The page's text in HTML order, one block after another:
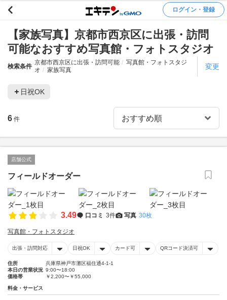
ログイン・登録
【家族写真】京都市西京区に出張・訪問
可能なおすすめ写真館・フォトスタジオ
検索条件
京都市西京区に出張・訪問可能
写真館・フォトスタジ
オ
家族写真 変更
日祝OK
6 件
店舗公式
フィールドオーダー
3.49 口コミ 3件 写真 30枚
写真館・フォトスタジオ
出張・訪問対応 日祝OK カード可 QRコード決済可
住所
兵庫県神戸市灘区福住通4-1-1
本日の営業状況 9:00〜18:00
価格帯
￥2,200〜￥55,000
料金・サービス